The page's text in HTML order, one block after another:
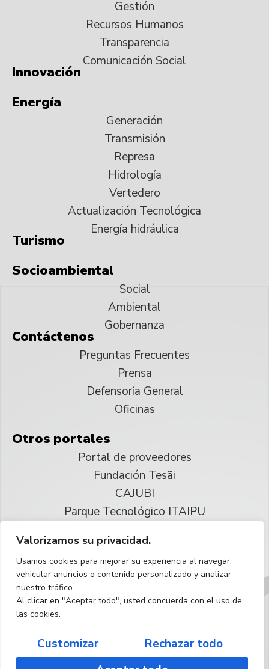
Valorizamos su privacidad.
Usamos cookies para mejorar su experiencia al navegar,
vehicular anuncios o contenido personalizado y analizar
nuestro tráfico.
Al clicar en "Aceptar todo", usted concuerda con el uso de
las cookies.
Customizar
Rechazar todo
Gestión
Recursos Humanos
Transparencia
Comunicación Social
Innovación
Energía
Generación
Transmisión
Represa
Hidrología
Vertedero
Actualización Tecnológica
Energía hidráulica
Turismo
Socioambiental
Social
Ambiental
Gobernanza
Contáctenos
Preguntas Frecuentes
Prensa
Defensoría General
Oficinas
Otros portales
Portal de proveedores
Fundación Tesãi
CAJUBI
Parque Tecnológico ITAIPU
Reservados todos los derechos
Español